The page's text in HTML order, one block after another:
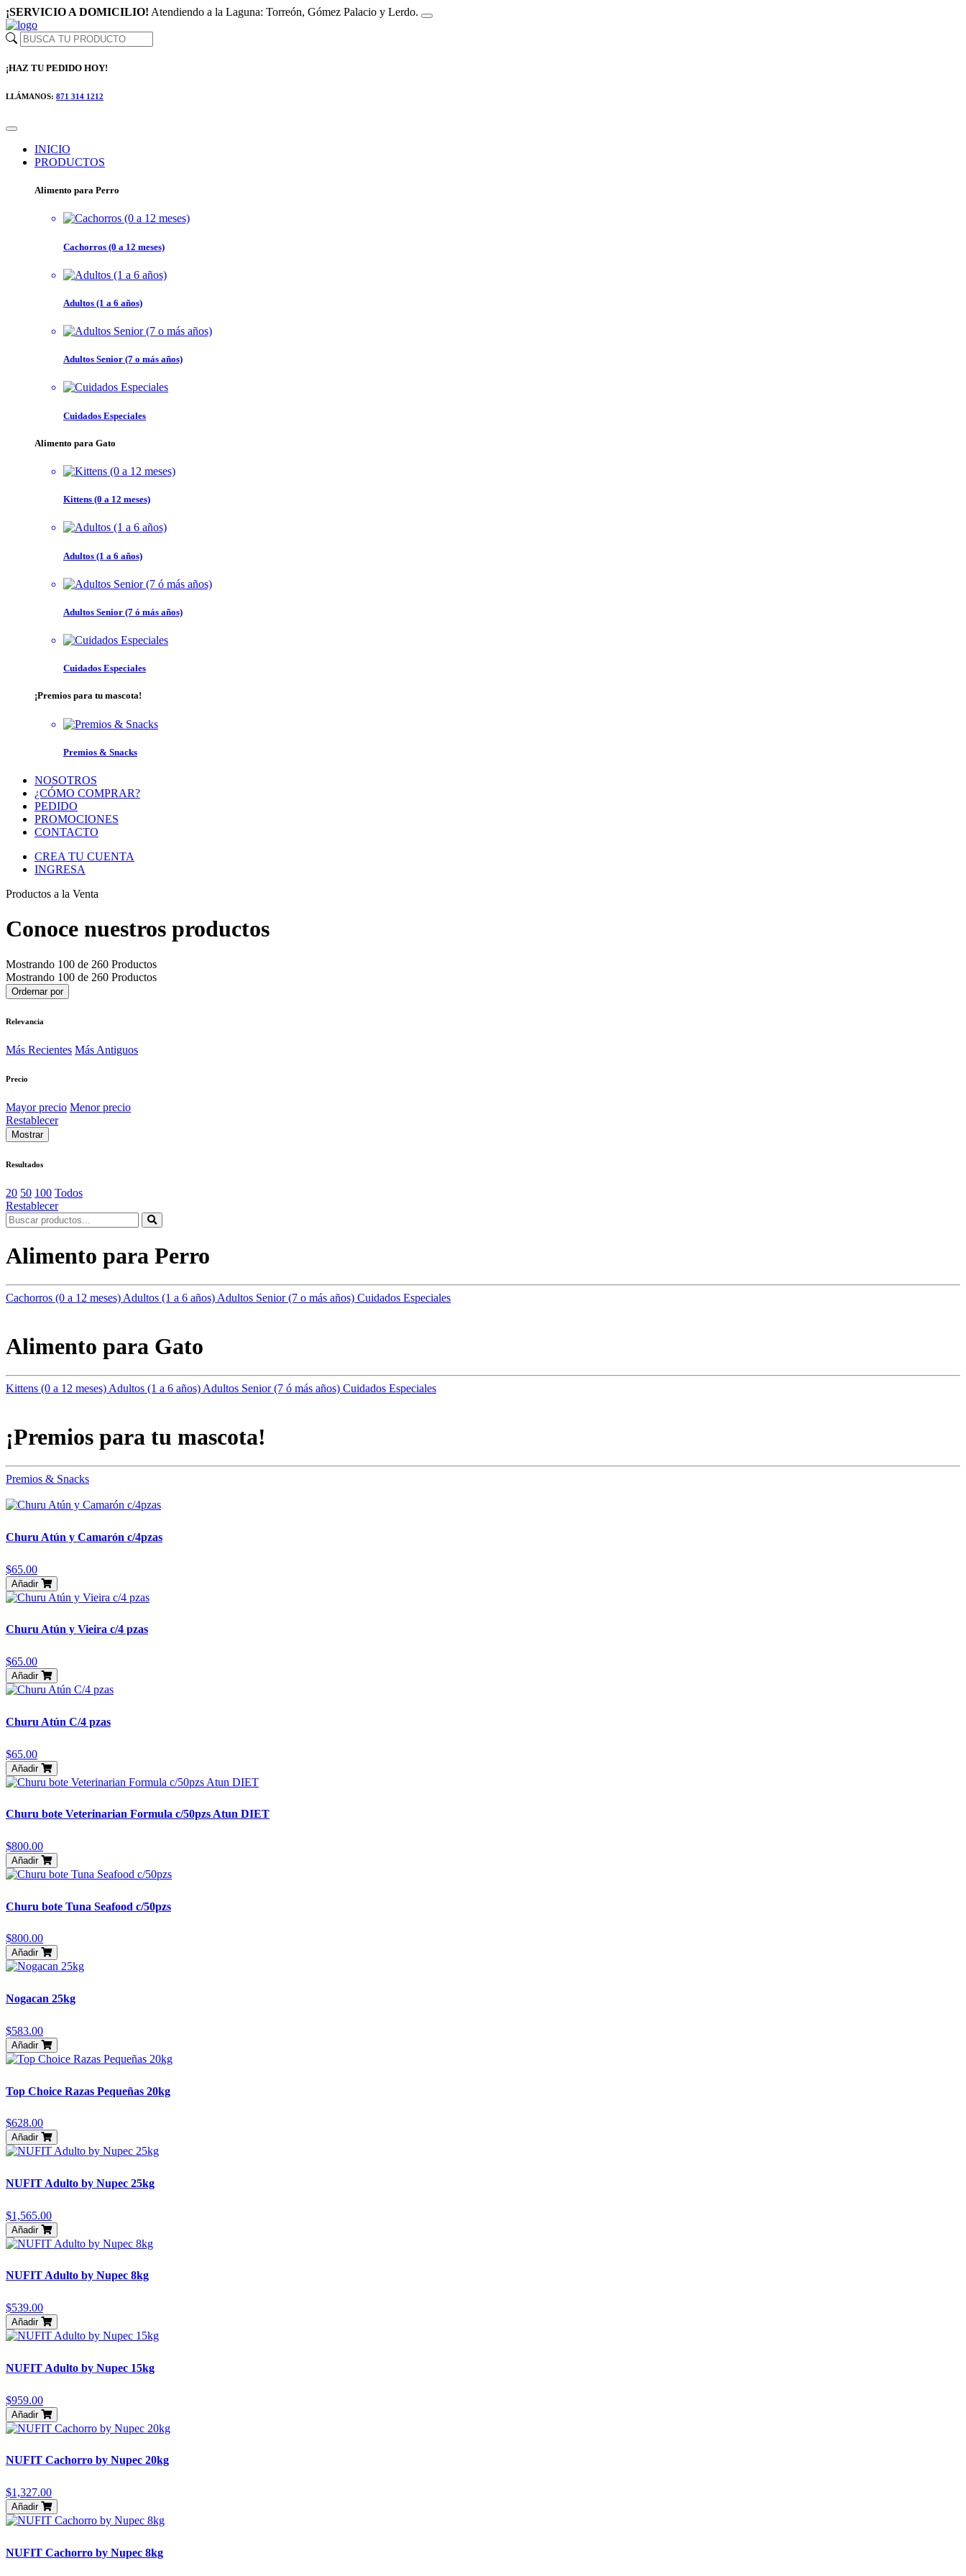
¡SERVICIO A DOMICILIO! Atendiendo a la Laguna: Torreón, Gómez Palacio y Lerdo.
¡HAZ TU PEDIDO HOY!
LLÁMANOS: 871 314 1212
INICIO
PRODUCTOS
Alimento para Perro
Cachorros (0 a 12 meses)
Adultos (1 a 6 años)
Adultos Senior (7 o más años)
Cuidados Especiales
Alimento para Gato
Kittens (0 a 12 meses)
Adultos (1 a 6 años)
Adultos Senior (7 ó más años)
Cuidados Especiales
¡Premios para tu mascota!
Premios & Snacks
NOSOTROS
¿CÓMO COMPRAR?
PEDIDO
PROMOCIONES
CONTACTO
CREA TU CUENTA
INGRESA
Productos a la Venta
Conoce nuestros productos
Mostrando 100 de 260 Productos
Mostrando 100 de 260 Productos
Ordernar por
Relevancia
Más Recientes Más Antiguos
Precio
Mayor precio Menor precio
Restablecer
Mostrar
Resultados
20 50 100 Todos
Restablecer
Alimento para Perro
Cachorros (0 a 12 meses)Adultos (1 a 6 años)Adultos Senior (7 o más años) Cuidados Especiales
Alimento para Gato
Kittens (0 a 12 meses) Adultos (1 a 6 años) Adultos Senior (7 ó más años) Cuidados Especiales
¡Premios para tu mascota!
Premios & Snacks
Churu Atún y Camarón c/4pzas
$65.00
Añadir
Churu Atún y Vieira c/4 pzas
$65.00
Añadir
Churu Atún C/4 pzas
$65.00
Añadir
Churu bote Veterinarian Formula c/50pzs Atun DIET
$800.00
Añadir
Churu bote Tuna Seafood c/50pzs
$800.00
Añadir
Nogacan 25kg
$583.00
Añadir
Top Choice Razas Pequeñas 20kg
$628.00
Añadir
NUFIT Adulto by Nupec 25kg
$1,565.00
Añadir
NUFIT Adulto by Nupec 8kg
$539.00
Añadir
NUFIT Adulto by Nupec 15kg
$959.00
Añadir
NUFIT Cachorro by Nupec 20kg
$1,327.00
Añadir
NUFIT Cachorro by Nupec 8kg